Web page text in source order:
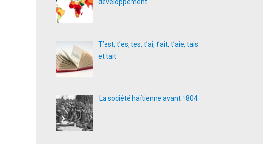
développement
T’est, t’es, tes, t’ai, t’ait, t’aie, tais
et tait
La société haïtienne avant 1804